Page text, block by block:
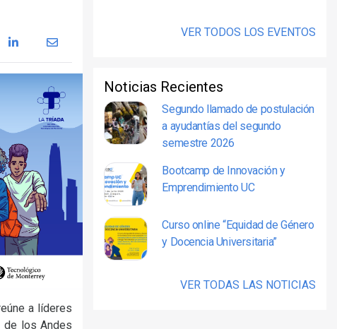
a líderes
de los Andes
VER TODOS LOS EVENTOS
Noticias Recientes
Segundo llamado de postulación
a ayudantías del segundo
semestre 2026
Bootcamp de Innovación y
Emprendimiento UC
Curso online “Equidad de Género
y Docencia Universitaria”
VER TODAS LAS NOTICIAS